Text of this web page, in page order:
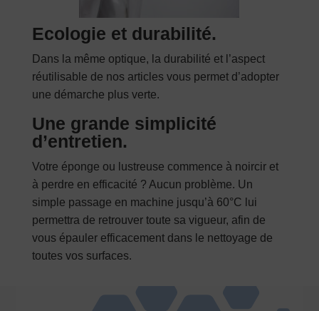
les fenêtres, aucune trace. Et les
fenêtres sont brillantes !
5
Danielle Pesla – 12 septembre
2021
Outil magique!
Ces chiffons permettent de nettoyer
un très grand nombre de choses
avec beaucoup de facilité. A
recommander
sur
Ecologie et durabilité.
Dans la même optique, la durabilité et l’aspect
réutilisable de nos articles vous permet d’adopter
une démarche plus verte.
Une grande simplicité
d’entretien.
Votre éponge ou lustreuse commence à noircir et
à perdre en efficacité ? Aucun problème. Un
simple passage en machine jusqu’à 60°C lui
permettra de retrouver toute sa vigueur, afin de
vous épauler efficacement dans le nettoyage de
toutes vos surfaces.